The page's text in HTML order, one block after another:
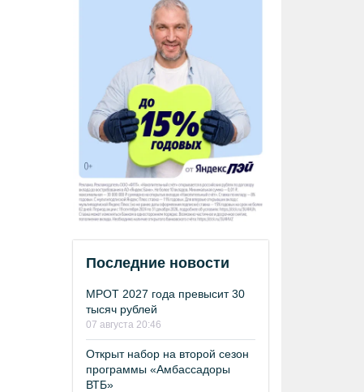
Последние новости
МРОТ 2027 года превысит 30
тысяч рублей
07 августа 20:46
Открыт набор на второй сезон
программы «Амбассадоры
ВТБ»